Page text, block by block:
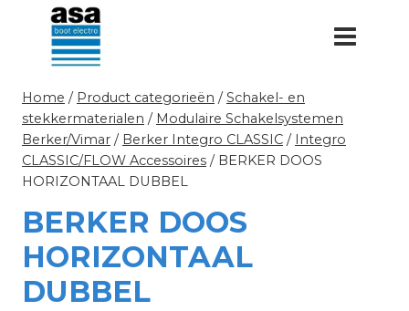
Doorgaan
inhoud
Home / Product categorieën / Schakel- en
stekkermaterialen / Modulaire Schakelsystemen
Berker/Vimar / Berker Integro CLASSIC / Integro
CLASSIC/FLOW Accessoires / BERKER DOOS
HORIZONTAAL DUBBEL
BERKER DOOS
HORIZONTAAL
DUBBEL